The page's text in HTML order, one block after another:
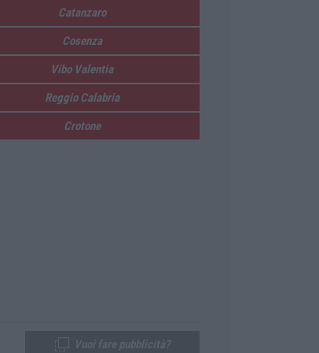
Catanzaro
Cosenza
Vibo Valentia
Reggio Calabria
Crotone